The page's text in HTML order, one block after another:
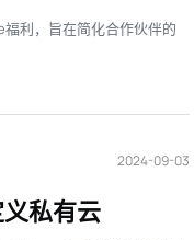
利，旨在简化合作伙伴的
2024-09-03
私有云